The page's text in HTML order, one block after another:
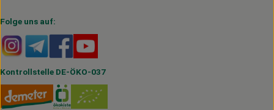
Folge uns auf:
Externer Link zu https://www.instagram.com/
Externer Link zu https://t.me/s/hofmahlitzsch
Externer Link zu https://www.facebook.com/
Kontrollstelle DE-ÖKO-037